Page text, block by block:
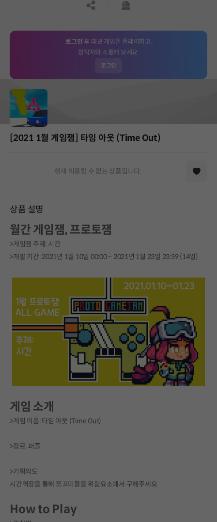
공유하기신고하기
로그인 후 데모 게임을 플레이하고,
창작자와 소통해 보세요.
로그인
[2021 1월 게임잼] 타임 아웃 (Time Out)
현재 이용할 수 없는 상품입니다.
상품 설명
월간 게임잼, 프로토잼
>게임잼 주제: 시간
>개발 기간: 2021년 1월 10일 00:00 ~ 2021년 1월 23일 23:59 (14일)
게임 소개
>게임 이름: 타임 아웃 (Time Out)
>장르: 퍼즐
>기획의도
시간역장을 통해 쪼꼬미들을 위험요소에서 구해주세요
How to Play